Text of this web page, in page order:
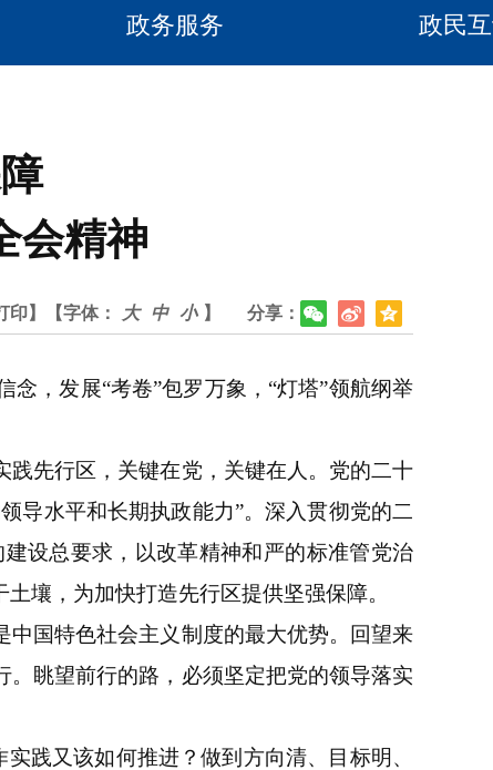
政务服务 政民
会精神
分享：
印】 【字体： 大 中 小 】
，发展“考卷”包罗万象，“灯塔”领航纲举
先行区，关键在党，关键在人。党的二十
导水平和长期执政能力”。深入贯彻党的二
设总要求，以改革精神和严的标准管党治
壤，为加快打造先行区提供坚强保障。
国特色社会主义制度的最大优势。回望来
眺望前行的路，必须坚定把党的领导落实
践又该如何推进？做到方向清、目标明、